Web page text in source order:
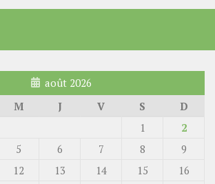
août 2026
M J V S
D
1
2
5 6 7 8
9
12 13 14 15
16